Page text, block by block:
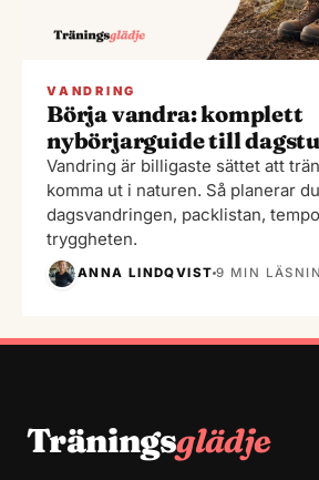
VANDRING
Börja vandra: komplett
nybörjarguide till
Vandring är billigaste sättet att
komma ut i naturen. Så planerar
dagsvandringen, packlistan,
tryggheten.
ANNA LINDQVIST 9 MIN
Träningsglädje